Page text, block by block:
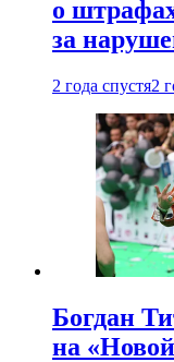
о
за
2 года спустя2
Богдан
на